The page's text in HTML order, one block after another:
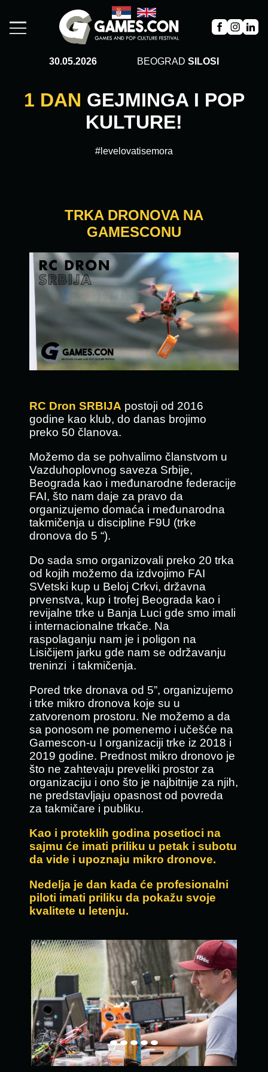
30.05.2026 BEOGRAD SILOSI
1 DAN GEJMINGA I POP
KULTURE!
#levelovatisemora
TRKA DRONOVA NA
GAMESCONU
RC Dron SRBIJA postoji od 2016
godine kao klub, do danas brojimo
preko 50 članova.
Možemo da se pohvalimo članstvom u
Vazduhoplovnog saveza Srbije,
Beograda kao i međunarodne federacije
FAI, što nam daje za pravo da
organizujemo domaća i međunarodna
takmičenja u discipline F9U (trke
dronova do 5 “).
Do sada smo organizovali preko 20 trka
od kojih možemo da izdvojimo FAI
SVetski kup u Beloj Crkvi, državna
prvenstva, kup i trofej Beograda kao i
revijalne trke u Banja Luci gde smo imali
i internacionalne trkače. Na
raspolaganju nam je i poligon na
Lisičijem jarku gde nam se održavanju
treninzi i takmičenja.
Pored trke dronava od 5”, organizujemo
i trke mikro dronova koje su u
zatvorenom prostoru. Ne možemo a da
sa ponosom ne pomenemo i učešće na
Gamescon-u I organizaciji trke iz 2018 i
2019 godine. Prednost mikro dronovo je
što ne zahtevaju preveliki prostor za
organizaciju i ono što je najbitnije za njih,
ne predstavljaju opasnost od povreda
za takmičare i publiku.
Kao i proteklih godina posetioci na
sajmu će imati priliku u petak i subotu
da vide i upoznaju mikro dronove.
Nedelja je dan kada će profesionalni
piloti imati priliku da pokažu svoje
kvalitete u letenju.